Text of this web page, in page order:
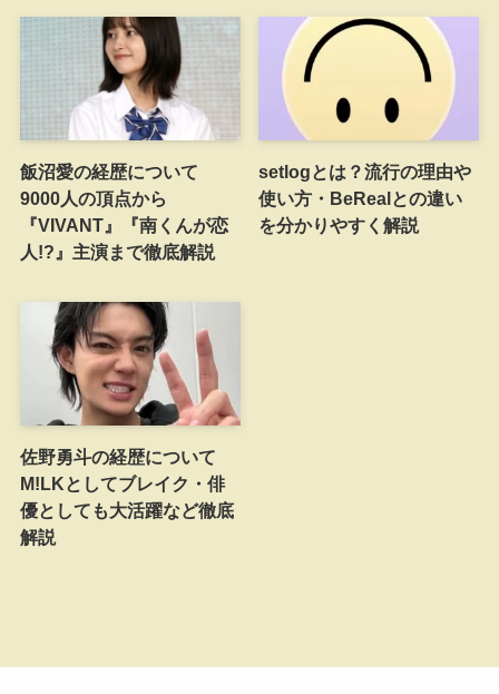
飯沼愛の経歴について
9000人の頂点から
『VIVANT』『南くんが恋
人!?』主演まで徹底解説
setlogとは？流行の理由や
使い方・BeRealとの違い
を分かりやすく解説
佐野勇斗の経歴について
M!LKとしてブレイク・俳
優としても大活躍など徹底
解説